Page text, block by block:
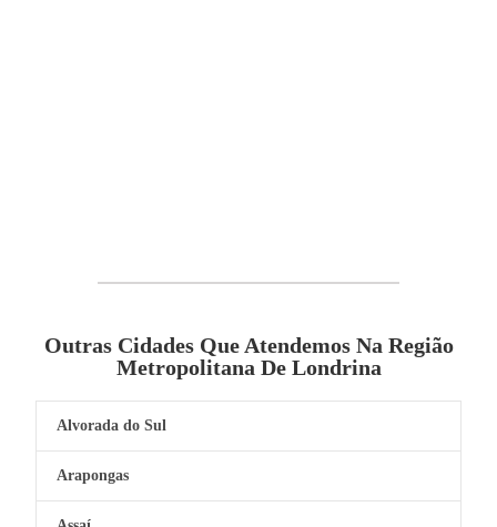
Outras Cidades Que Atendemos Na Região
Metropolitana De Londrina
Alvorada do Sul
Arapongas